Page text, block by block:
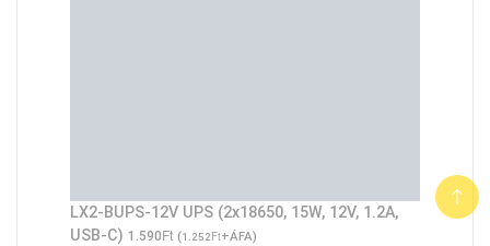
LX2-BUPS-12V UPS (2x18650, 15W, 12V, 1.2A,
USB-C) 1.590Ft (1.252Ft+ÁFA)